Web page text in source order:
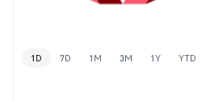
1D 7D 1M 3M 1Y YTD